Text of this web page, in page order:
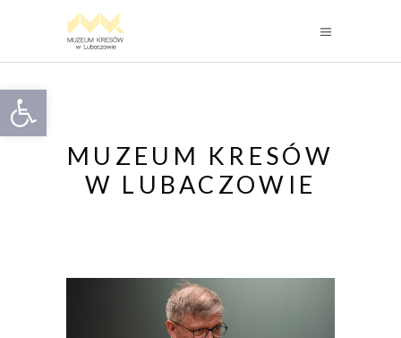
Otwórz pasek narzędzi
MUZEUM KRESÓW
W LUBACZOWIE